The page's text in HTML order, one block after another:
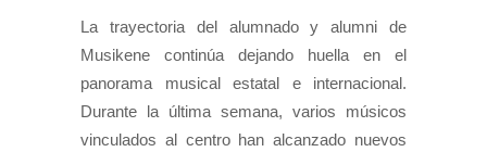
La trayectoria del alumnado y alumni de
Musikene continúa dejando huella en el
panorama musical estatal e internacional.
Durante la última semana, varios músicos
vinculados al centro han alcanzado nuevos